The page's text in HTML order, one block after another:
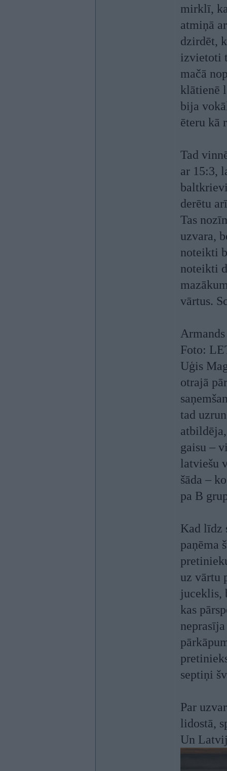
mirklī,
atmiņā
dzirdēt,
izvietoti
mačā
klātienē
bija
ēteru kā
Tad
ar 15:3,
derētu
Tas
uzvara,
noteikti
noteikti
vārtus.
Foto:
Uģis
otrajā
tad
gaisu –
latviešu
šāda –
pa B
Kad līdz
paņēma
uz vārtu
juceklis,
kas
septiņi
Par
lidostā,
Un